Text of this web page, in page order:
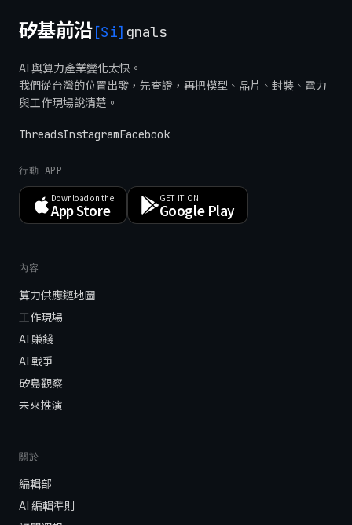
矽基前沿[Si] gnals
AI 與算力產業變化太快。
我們從台灣的位置出發，先查證，再把模型、晶片、封裝、電力
與工作現場說清楚。
ThreadsInstagramFacebook
行動 APP
Download on the
App Store
GET IT ON
Google Play
內容
算力供應鏈地圖
工作現場
AI 賺錢
AI 戰爭
矽島觀察
未來推演
關於
編輯部
AI 編輯準則